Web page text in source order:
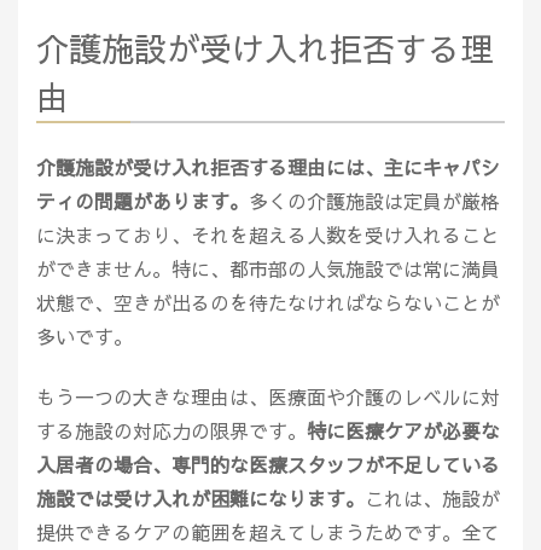
介護施設が受け入れ拒否する理
由
介護施設が受け入れ拒否する理由には、主にキャパシ
ティの問題があります。 多くの介護施設は定員が厳格
に決まっており、それを超える人数を受け入れること
ができません。特に、都市部の人気施設では常に満員
状態で、空きが出るのを待たなければならないことが
多いです。
もう一つの大きな理由は、医療面や介護のレベルに対
する施設の対応力の限界です。 特に医療ケアが必要な
入居者の場合、専門的な医療スタッフが不足している
施設では受け入れが困難になります。 これは、施設が
提供できるケアの範囲を超えてしまうためです。全て